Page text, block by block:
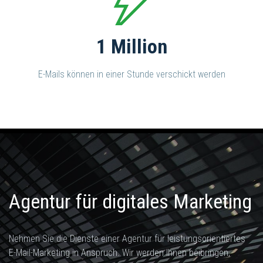
1 Million
E-Mails können in einer Stunde verschickt werden
Agentur für digitales Marketing
Nehmen Sie die Dienste einer Agentur für leistungsorientiertes
E-Mail-Marketing in Anspruch. Wir werden Ihnen beibringen,